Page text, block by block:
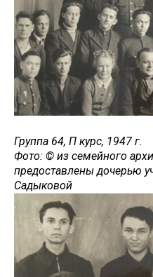
Группа 64, П курс, 1947 г.
Фото: © из семейного
предоставлены дочерью
Садыковой